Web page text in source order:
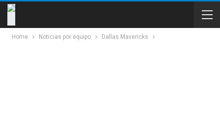
Home Noticias por equipo Dallas Mavericks